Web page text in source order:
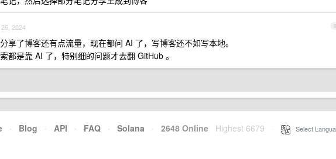
8
2024
享了博客还有点流量，现在都问 AI 了，写博客还不如写本地。
都是靠 AI 了，特别细的问题才去翻 GitHub 。
· Blog · API · FAQ · Solana · 2648 Online Highest 6679 Select